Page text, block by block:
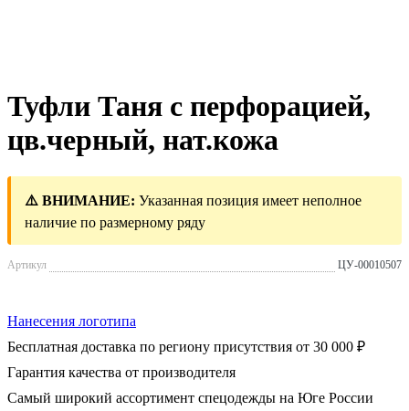
Туфли Таня с перфорацией,
цв.черный, нат.кожа
⚠️ ВНИМАНИЕ: Указанная позиция имеет неполное
наличие по размерному ряду
Артикул ЦУ-00010507
Нанесения логотипа
Бесплатная доставка по региону присутствия от 30 000 ₽
Гарантия качества от производителя
Самый широкий ассортимент спецодежды на Юге России